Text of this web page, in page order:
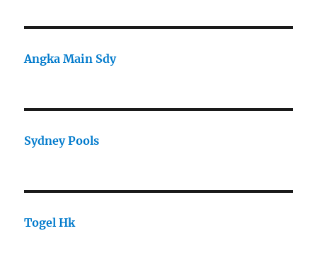
Angka Main Sdy
Sydney Pools
Togel Hk